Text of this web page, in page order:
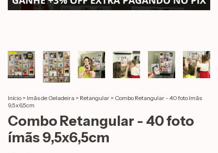
Início > Imãs de Geladeira > Retangular > Combo Retangular - 40 foto ímãs
9,5x6,5cm
Combo Retangular - 40 foto
ímãs 9,5x6,5cm